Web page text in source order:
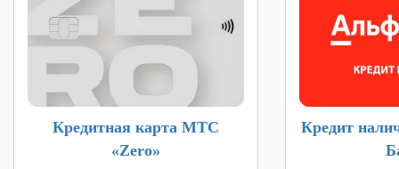
Кредитная карта МТС
«Zero»
Кредит